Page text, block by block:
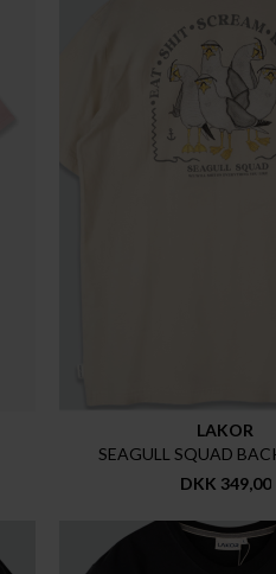
LAKOR
SEAGULL SQUAD
DKK 349,00